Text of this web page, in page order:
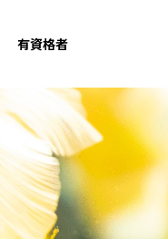
有資格者